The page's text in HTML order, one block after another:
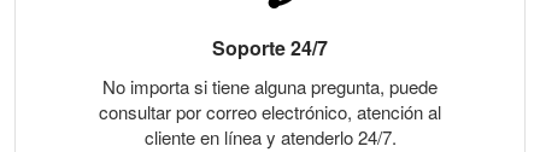
Soporte 24/7
No importa si tiene alguna pregunta, puede
consultar por correo electrónico, atención al
cliente en línea y atenderlo 24/7.